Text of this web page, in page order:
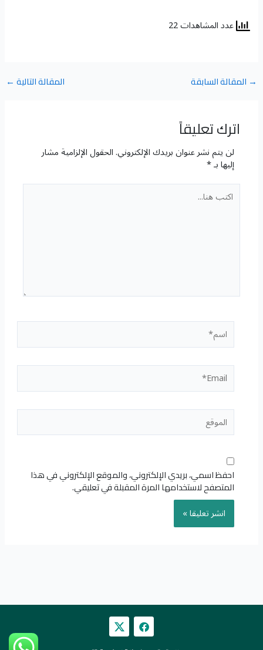
عدد المشاهدات 22
→ المقالة السابقة المقالة التالية ←
اترك تعليقاً
لن يتم نشر عنوان بريدك الإلكتروني.الحقول الإلزامية مشار
إليها بـ*
اكتب
هنا...
اسم*
Email*
الموقع
احفظ اسمي، بريدي الإلكتروني، والموقع الإلكتروني في هذا
المتصفح لاستخدامها المرة المقبلة في تعليقي.
F
a
c